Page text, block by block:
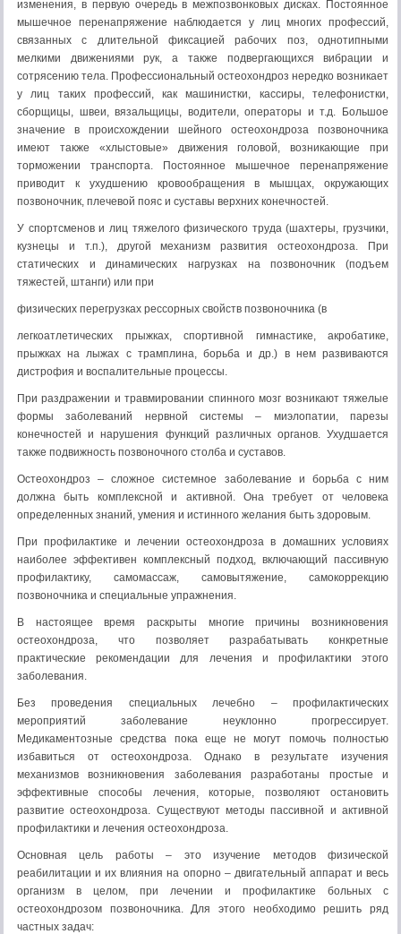
изменения, в первую очередь в межпозвонковых дисках. Постоянное
мышечное перенапряжение наблюдается у лиц многих профессий,
связанных с длительной фиксацией рабочих поз, однотипными
мелкими движениями рук, а также подвергающихся вибрации и
сотрясению тела. Профессиональный остеохондроз нередко возникает
у лиц таких профессий, как машинистки, кассиры, телефонистки,
сборщицы, швеи, вязальщицы, водители, операторы и т.д. Большое
значение в происхождении шейного остеохондроза позвоночника
имеют также «хлыстовые» движения головой, возникающие при
торможении транспорта. Постоянное мышечное перенапряжение
приводит к ухудшению кровообращения в мышцах, окружающих
позвоночник, плечевой пояс и суставы верхних конечностей.
У спортсменов и лиц тяжелого физического труда (шахтеры, грузчики,
кузнецы и т.п.), другой механизм развития остеохондроза. При
статических и динамических нагрузках на позвоночник (подъем
тяжестей, штанги) или при
физических перегрузках рессорных свойств позвоночника (в
легкоатлетических прыжках, спортивной гимнастике, акробатике,
прыжках на лыжах с трамплина, борьба и др.) в нем развиваются
дистрофия и воспалительные процессы.
При раздражении и травмировании спинного мозг возникают тяжелые
формы заболеваний нервной системы – миэлопатии, парезы
конечностей и нарушения функций различных органов. Ухудшается
также подвижность позвоночного столба и суставов.
Остеохондроз – сложное системное заболевание и борьба с ним
должна быть комплексной и активной. Она требует от человека
определенных знаний, умения и истинного желания быть здоровым.
При профилактике и лечении остеохондроза в домашних условиях
наиболее эффективен комплексный подход, включающий пассивную
профилактику, самомассаж, самовытяжение, самокоррекцию
позвоночника и специальные упражнения.
В настоящее время раскрыты многие причины возникновения
остеохондроза, что позволяет разрабатывать конкретные
практические рекомендации для лечения и профилактики этого
заболевания.
Без проведения специальных лечебно – профилактических
мероприятий заболевание неуклонно прогрессирует.
Медикаментозные средства пока еще не могут помочь полностью
избавиться от остеохондроза. Однако в результате изучения
механизмов возникновения заболевания разработаны простые и
эффективные способы лечения, которые, позволяют остановить
развитие остеохондроза. Существуют методы пассивной и активной
профилактики и лечения остеохондроза.
Основная цель работы – это изучение методов физической
реабилитации и их влияния на опорно – двигательный аппарат и весь
организм в целом, при лечении и профилактике больных с
остеохондрозом позвоночника. Для этого необходимо решить ряд
частных задач: